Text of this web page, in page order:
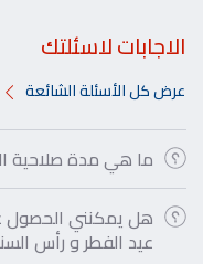
الاجابات لاسئلتك
عرض كل الأسئلة الشائعة
ما هي مدة صلاحية
هل يمكنني الحصول
عيد الفطر و رأس